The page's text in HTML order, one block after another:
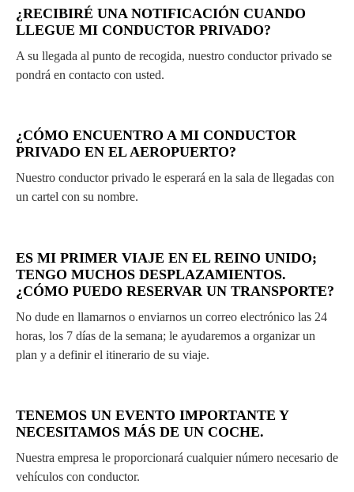
¿RECIBIRÉ UNA NOTIFICACIÓN CUANDO
LLEGUE MI CONDUCTOR PRIVADO?
A su llegada al punto de recogida, nuestro conductor privado se
pondrá en contacto con usted.
¿CÓMO ENCUENTRO A MI CONDUCTOR
PRIVADO EN EL AEROPUERTO?
Nuestro conductor privado le esperará en la sala de llegadas con
un cartel con su nombre.
ES MI PRIMER VIAJE EN EL REINO UNIDO;
TENGO MUCHOS DESPLAZAMIENTOS.
¿CÓMO PUEDO RESERVAR UN TRANSPORTE?
No dude en llamarnos o enviarnos un correo electrónico las 24
horas, los 7 días de la semana; le ayudaremos a organizar un
plan y a definir el itinerario de su viaje.
TENEMOS UN EVENTO IMPORTANTE Y
NECESITAMOS MÁS DE UN COCHE.
Nuestra empresa le proporcionará cualquier número necesario de
vehículos con conductor.